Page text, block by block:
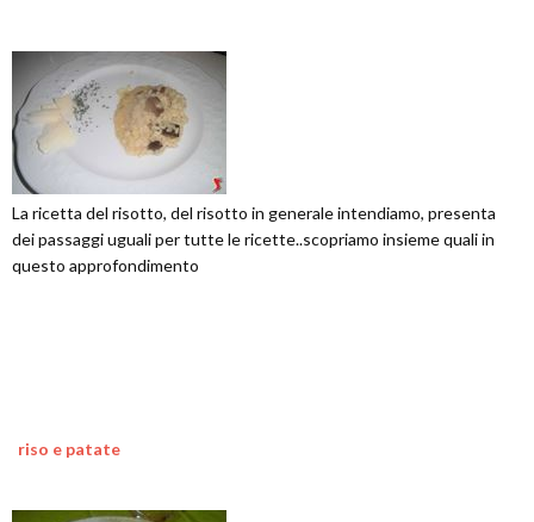
La ricetta del risotto, del risotto in generale intendiamo, presenta
dei passaggi uguali per tutte le ricette..scopriamo insieme quali in
questo approfondimento
riso e patate